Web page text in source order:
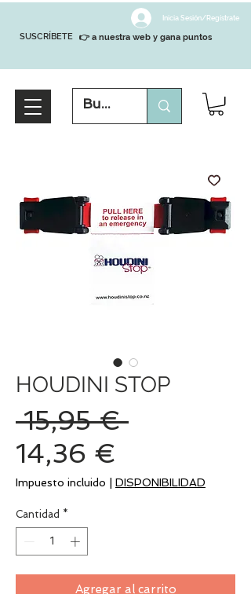
SUSCRÍBETE
Inicia Sesión/Regístrate
👉 a nuestra web y gana puntos
HOUDINI STOP
15,95 € Precio
14,36 €
de
Impuesto incluido DISPONIBILIDAD
Cantidad *
Agregar al carrito